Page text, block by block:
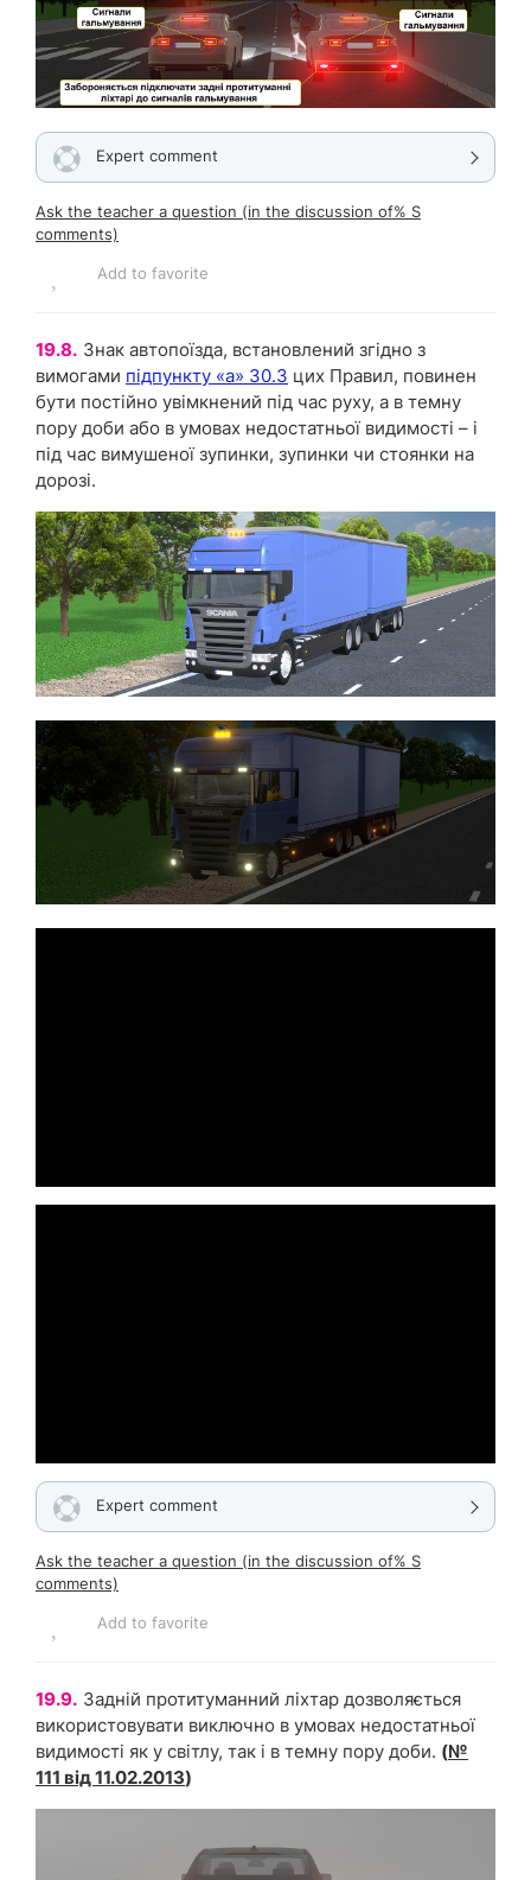
Expert comment
Ask the teacher a question (in the discussion of% S
comments)
Add to favorite
19.8. Знак автопоїзда, встановлений згідно з
вимогами підпункту «а» 30.3 цих Правил, повинен
бути постійно увімкнений під час руху, а в темну
пору доби або в умовах недостатньої видимості – і
під час вимушеної зупинки, зупинки чи стоянки на
дорозі.
Expert comment
Ask the teacher a question (in the discussion of% S
comments)
Add to favorite
19.9. Задній протитуманний ліхтар дозволяється
використовувати виключно в умовах недостатньої
видимості як у світлу, так і в темну пору доби. (№
111 від 11.02.2013)